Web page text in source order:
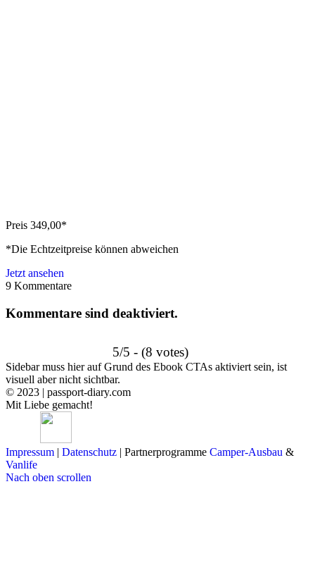
Preis 349,00*
*Die Echtzeitpreise können abweichen
Jetzt ansehen
9 Kommentare
Kommentare sind deaktiviert.
5/5 - (8 votes)
Sidebar muss hier auf Grund des Ebook CTAs aktiviert sein, ist
visuell aber nicht sichtbar.
© 2023 | passport-diary.com
Mit Liebe gemacht!
Impressum | Datenschutz | Partnerprogramme Camper-Ausbau &
Vanlife
Nach oben scrollen